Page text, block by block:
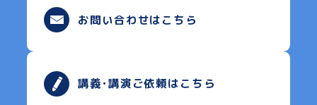
お問い合わせはこちら
講義･講演ご依頼はこちら